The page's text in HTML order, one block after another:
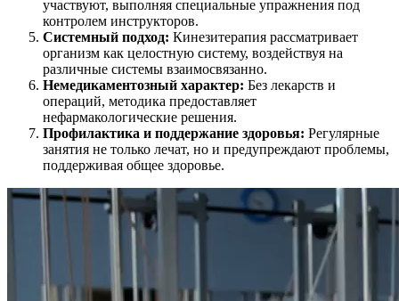
участвуют, выполняя специальные упражнения под
контролем инструкторов.
Системный подход: Кинезитерапия рассматривает
организм как целостную систему, воздействуя на
различные системы взаимосвязанно.
Немедикаментозный характер: Без лекарств и
операций, методика предоставляет
нефармакологические решения.
Профилактика и поддержание здоровья: Регулярные
занятия не только лечат, но и предупреждают проблемы,
поддерживая общее здоровье.